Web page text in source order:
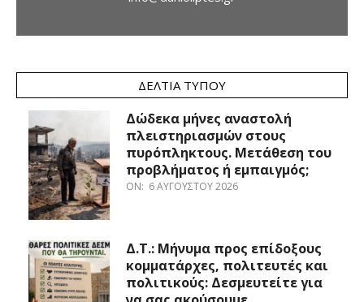
ΔΕΛΤΊΑ ΤΎΠΟΥ
Δώδεκα μήνες αναστολή
πλειστηριασμών στους
πυρόπληκτους. Μετάθεση του
προβλήματος ή εμπαιγμός;
ON: 6 ΑΥΓΟΎΣΤΟΥ 2026
Δ.Τ.: Μήνυμα προς επίδοξους
κομματάρχες, πολιτευτές και
πολιτικούς: Δεσμευτείτε για